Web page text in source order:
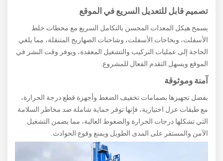
تصميم قابل للتعديل السريع في الموقع
يسمح هيكل المعدات المحسن بالتكامل السريع مع محطات خلط
الأسفلت، وبخاخات الأسفلت، وشاحنات الصهاريج المتنقلة، مما يلغي
الحاجة إلى عمليات التركيب والتشغيل المعقدة، ويوفر وقت النشر في
الموقع ويسهل التقدم الفعال للمشروع.
آمنة وموثوقة
بفضل تجهيزها بصمامات تخفيف الضغط وأجهزة قطع درجة الحرارة،
مع طبقات عزل اختيارية، فإنها توفر حماية شاملة ضد مخاطر السلامة
التي تشكلها درجات الحرارة والضغوط العالية، مما يضمن التشغيل
الآمن والمستقر على المدى الطويل ويمنع وقوع الحوادث.